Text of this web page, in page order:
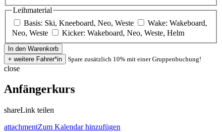
Leihmaterial
Basis: Ski, Kneeboard, Neo, Weste
Wake: Wakeboard,
Neo, Weste
Kicker: Wakeboard, Neo, Weste, Helm
Spare zusätzlich 10% mit einer Gruppenbuchung!
close
Anfängerkurs
shareLink teilen
attachmentZum Kalendar hinzufügen